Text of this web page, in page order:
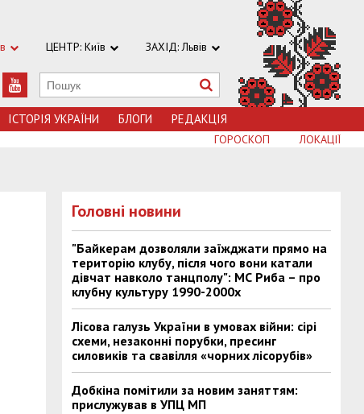
ЦЕНТР: Київ ЗАХІД: Львів
ІСТОРІЯ УКРАЇНИ БЛОГИ РЕДАКЦІЯ
ЛОКАЦІЇ
ГОРОСКОП
Головні новини
"Байкерам дозволяли заїжджати прямо на
територію клубу, після чого вони катали
дівчат навколо танцполу": МС Риба – про
клубну культуру 1990-2000х
Лісова галузь України в умовах війни: сірі
схеми, незаконні порубки, пресинг
силовиків та свавілля «чорних лісорубів»
Добкіна помітили за новим заняттям:
прислужував в УПЦ МП